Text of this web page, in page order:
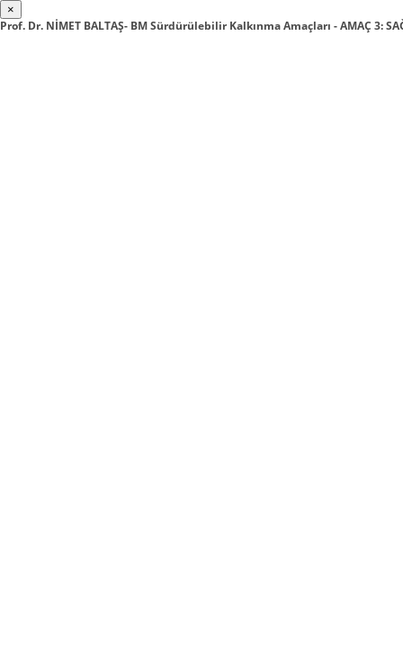
×
Prof. Dr. NİMET BALTAŞ- BM Sürdürülebilir Kalkınma Amaçları - AMAÇ 3: